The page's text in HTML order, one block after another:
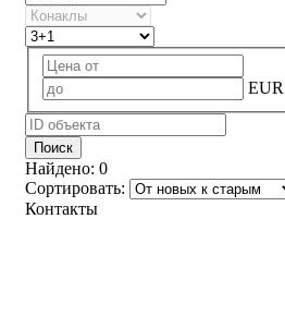
EUR
Поиск
Найдено: 0
Сортировать:
Контакты